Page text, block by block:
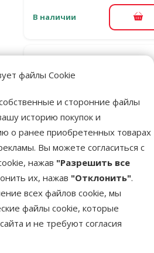
файлы Cookie
и сторонние файлы
историю покупок и
о ранее приобретенных товарах
Вы можете согласиться с
нажав "Разрешить все
их, нажав "Отклонить".
всех файлов cookie, мы
файлы cookie, которые
и не требуют согласия
В наличии В
Winched
Исходная
Цена
7,48 € -
В наличии